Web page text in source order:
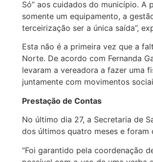
Só” aos cuidados do município. A
somente um equipamento, a
terceirização ser a única saída”,
Esta não é a primeira vez que a
Norte. De acordo com Fernanda
levaram a vereadora a fazer uma
juntamente com movimentos
Prestação de Contas
No último dia 27, a Secretaria de
dos últimos quatro meses e foram
“Foi garantido pela coordenação